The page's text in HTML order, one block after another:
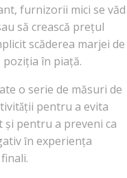
furnizorii mici se văd
să crească prețul
scăderea marjei de
poziția în piață.
o serie de măsuri de
pentru a evita
pentru a preveni ca
ȋn experiența